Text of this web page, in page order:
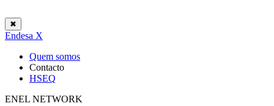
✖
Endesa X
Quem somos
Contacto
HSEQ
ENEL NETWORK